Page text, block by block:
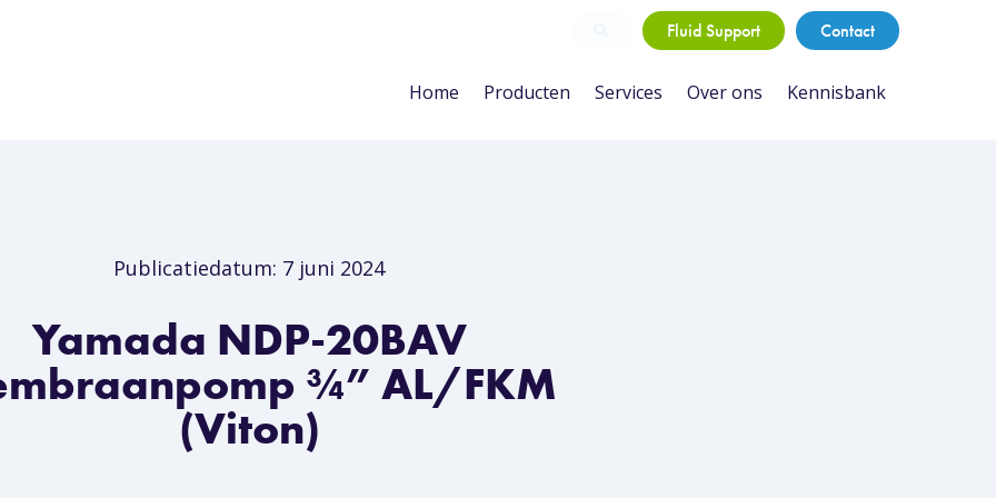
Home Producten Services Over ons Kennisbank
Fluid Support Contact
Publicatiedatum: 7 juni 2024
Yamada NDP-20BAV
¾” AL/FKM
(Viton)